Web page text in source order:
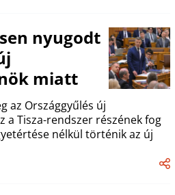
nyugodt
miatt
az Országgyűlés új
a Tisza-rendszer részének fog
nélkül történik az új